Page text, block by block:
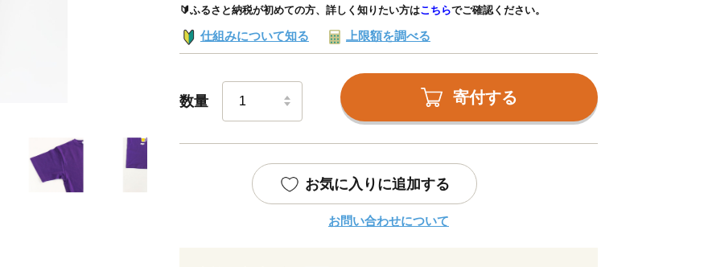
🔰ふるさと納税が初めての方、詳しく知りたい方はこちらでご確認ください。
仕組みについて知る 上限額を調べる
数量 寄付する
お気に入りに追加する
お問い合わせについて